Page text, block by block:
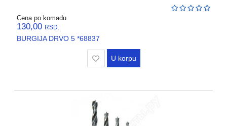
Cena po komadu
130,00 RSD.
BURGIJA DRVO 5 *68837
U korpu